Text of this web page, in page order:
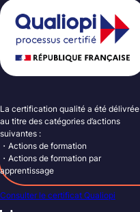
La certification qualité a été délivrée
au titre des catégories d’actions
suivantes :
・Actions de formation
・Actions de formation par
apprentissage
Consulter le certificat Qualiopi